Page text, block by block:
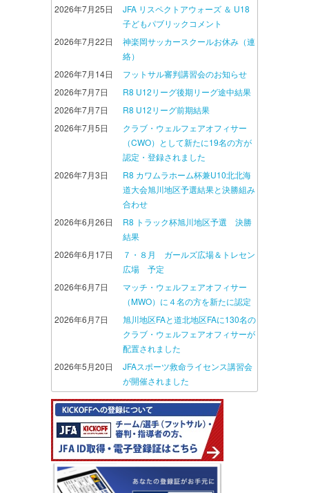
2026年7月25日
JFA リスペクトアウォーズ ＆ U18
子どもパブリックコメント
2026年7月22日
神楽岡サッカースクールお休み（連
絡）
2026年7月14日
フットサル審判講習会のお知らせ
2026年7月7日
R8 U12リーグ後期リーグ途中結果
2026年7月7日
R8 U12リーグ前期結果
2026年7月5日
クラブ・ウェルフェアオフィサー
（CWO）として新たに19名の方が
認定・登録されました
2026年7月3日
R8 カワムラホーム杯兼U10北北海
道大会旭川地区予選結果と決勝組み
合わせ
2026年6月26日
R8 トラック杯旭川地区予選 決勝
結果
2026年6月17日
７・８月 ガールズ広場＆トレセン
広場 予定
2026年6月7日
マッチ・ウェルフェアオフィサー
（MWO）に４名の方を新たに認定
2026年6月7日
旭川地区FAと道北地区FAに130名の
クラブ・ウェルフェアオフィサーが
配置されました
2026年5月20日
JFAスポーツ救命ライセンス講習会
が開催されました